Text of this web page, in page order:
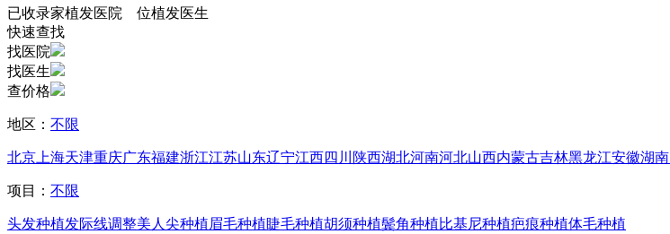
已收录家植发医院 位植发医生
快速查找
找医院
找医生
查价格
地区： 不限
北京 上海天津重庆广东福建浙江江苏山东辽宁江西四川 陕西湖北河南河北山西内蒙古吉林黑龙江安徽湖南
项目： 不限
头发种植发际线调整美人尖种植眉毛种植睫毛种植胡须种植鬓角种植比基尼种植疤痕种植体毛种植